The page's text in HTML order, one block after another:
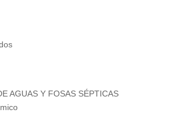
AGUAS Y FOSAS SÉPTICAS